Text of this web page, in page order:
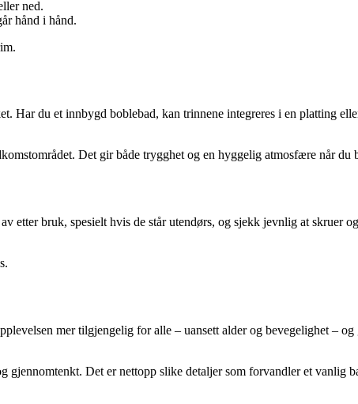
ned.
hånd i hånd.
du et innbygd boblebad, kan trinnene integreres i en platting
Det gir både trygghet og en hyggelig atmosfære når du
bruk, spesielt hvis de står utendørs, og sjekk jevnlig at skruer
mer tilgjengelig for alle – uansett alder og bevegelighet –
gjennomtenkt. Det er nettopp slike detaljer som forvandler et vanlig